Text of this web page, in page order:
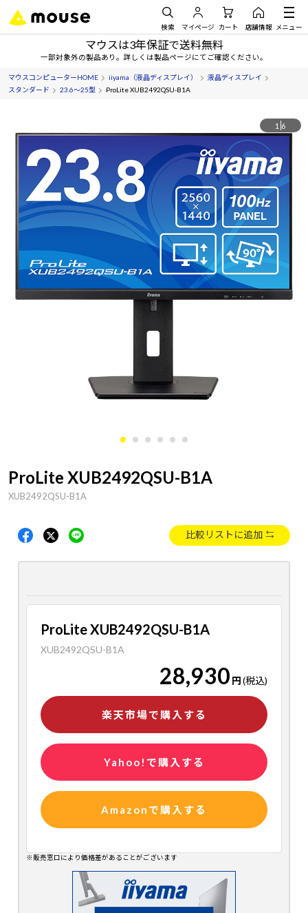
検索 マイページ カート 店舗情報 メニュー
マウスは3年保証で送料無料
一部対象外の製品あり。詳しくは製品ページにてご確認ください。
マウスコンピューターHOME iiyama（液晶ディスプレイ）
液晶ディスプレイ
スタンダード
23.6～25型 ProLite XUB2492QSU-B1A
1 6
ProLite XUB2492QSU-B1A
XUB2492QSU-B1A
比較リストに追加
ProLite XUB2492QSU-B1A
XUB2492QSU-B1A
28,930 円(税込)
楽天市場で購入する
Yahoo!で購入する
Amazonで購入する